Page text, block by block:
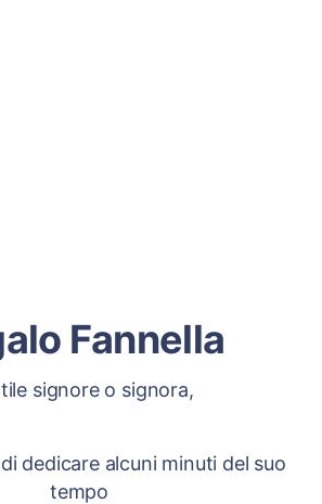
Fannella
signore o signora,
dedicare alcuni minuti del suo
tempo